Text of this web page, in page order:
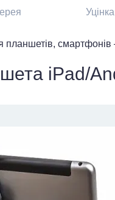
Уцінка
планшетів, смартфонів
iPad/